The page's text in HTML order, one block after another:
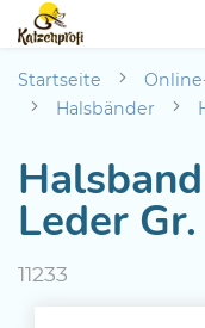
Startseite
Halsbänder
Leder
11233